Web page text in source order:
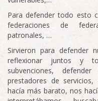
Para defender todo esto
federaciones de
patronales, …
Sirvieron para defender
reflexionar juntos y
subvenciones,
prestadores de
hacía más barato, nos